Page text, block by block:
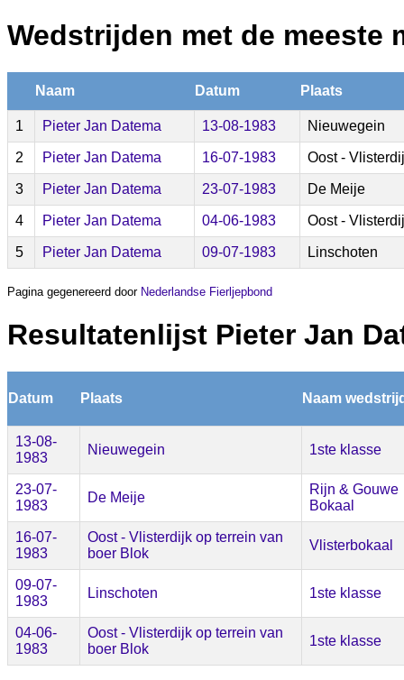
Wedstrijden met de meeste
Naam Datum Plaats
1 Pieter Jan Datema 13-08-1983 Nieuwegein
2 Pieter Jan Datema 16-07-1983 Oost -
3 Pieter Jan Datema 23-07-1983 De Meije
4 Pieter Jan Datema 04-06-1983 Oost -
5 Pieter Jan Datema 09-07-1983 Linschoten
Pagina gegenereerd door Nederlandse Fierljepbond
Resultatenlijst Pieter Jan
Datum Plaats Naam
13-08-
1983
Nieuwegein 1ste klasse
23-07-
1983
De Meije
Rijn & Gouwe
Bokaal
16-07-
1983
Oost - Vlisterdijk op terrein van
boer Blok
Vlisterbokaal
09-07-
1983
Linschoten 1ste klasse
04-06-
1983
Oost - Vlisterdijk op terrein van
boer Blok
1ste klasse